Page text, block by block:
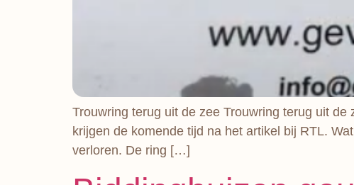
Trouwring terug uit de zee Trouwring terug uit
krijgen de komende tijd na het artikel bij RTL.
verloren. De ring […]